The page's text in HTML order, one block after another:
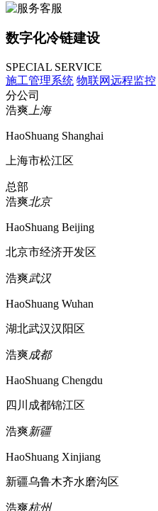
数字化冷链建设
SPECIAL SERVICE
施工管理系统 物联网远程监控
分公司
浩爽 上海
HaoShuang Shanghai
上海市松江区
总部
浩爽北京
HaoShuang Beijing
北京市经济开发区
浩爽武汉
HaoShuang Wuhan
湖北武汉汉阳区
浩爽成都
HaoShuang Chengdu
四川成都锦江区
浩爽新疆
HaoShuang Xinjiang
新疆乌鲁木齐水磨沟区
浩爽杭州